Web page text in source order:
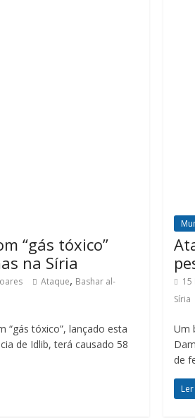
“gás tóxico”
na Síria
Ataque, Bashar al-
“gás tóxico”, lançado esta
de Idlib, terá causado 58
15
Síria
Um
de